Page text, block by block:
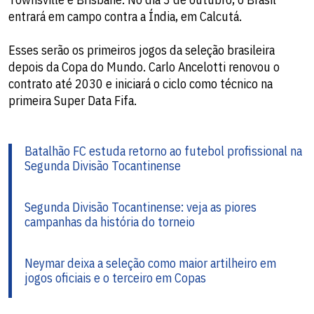
entrará em campo contra a Índia, em Calcutá.
Esses serão os primeiros jogos da seleção brasileira
depois da Copa do Mundo. Carlo Ancelotti renovou o
contrato até 2030 e iniciará o ciclo como técnico na
primeira Super Data Fifa.
Batalhão FC estuda retorno ao futebol profissional na
Segunda Divisão Tocantinense
Segunda Divisão Tocantinense: veja as piores
campanhas da história do torneio
Neymar deixa a seleção como maior artilheiro em
jogos oficiais e o terceiro em Copas